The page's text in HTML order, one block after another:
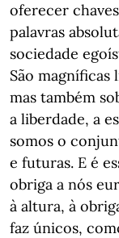
oferecer
palavras
sociedade
São magníficas
mas também
a liberdade, a
somos o
e futuras. E é
obriga a nós
à altura, à
faz únicos,